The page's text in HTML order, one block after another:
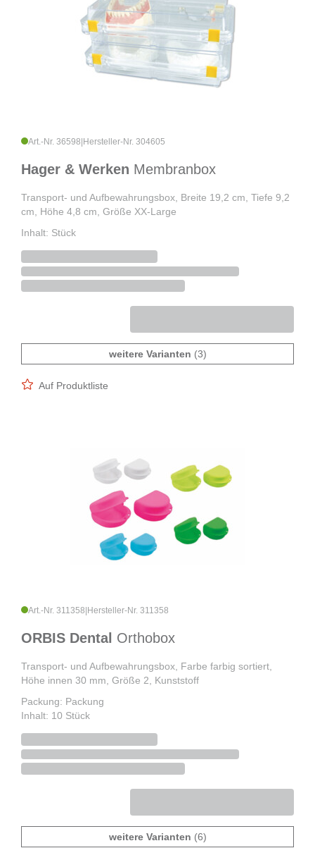
Art.-Nr. 36598 Hersteller-Nr. 304605
Hager & Werken Membranbox
Transport- und Aufbewahrungsbox, Breite 19,2 cm, Tiefe 9,2
cm, Höhe 4,8 cm, Größe XX-Large
Inhalt: Stück
weitere Varianten (3)
Auf Produktliste
Art.-Nr. 311358 Hersteller-Nr. 311358
ORBIS Dental Orthobox
Transport- und Aufbewahrungsbox, Farbe farbig sortiert,
Höhe innen 30 mm, Größe 2, Kunststoff
Packung: Packung
Inhalt: 10 Stück
weitere Varianten (6)